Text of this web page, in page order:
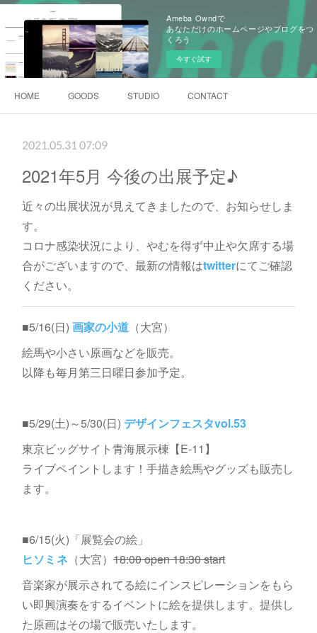
Ameba Owndで
あなただけのホームページやブログをつ
くろう
今すぐ試す
HOME GOODS STUDIO CONTACT
2021.05.31 07:09
2021年5月 今後の出展予定♪
近々の出展状況が見えてきましたので、お知らせしま
す。
コロナ感染状況により、やむを得ず中止や欠席する場
合がございますので、最新の情報はtwitterにてご確認
ください。
■5/16(日) 画家の小道（大宮）
絵馬や小さい原画などを販売。
以降も毎月第三日曜日参加予定。
■5/29(土)～5/30(日) デザインフェスタvol.53
東京ビッグサイト青海展示棟【E-11】
ライブペイントします！手描き絵馬やグッズも販売し
ます。
■6/15(火)「展覧会の絵」
ヒソミネ （大宮）18:00 open 18:30 start
音楽家が展示されてる絵にインスピレーションをもら
い即興演奏をするイベントに絵を提供します。提供し
た原画はその場で販売いたします。